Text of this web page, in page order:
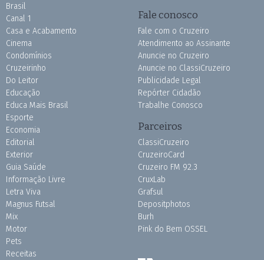
Brasil
Canal 1
Casa e Acabamento
Cinema
Condomínios
Cruzeirinho
Do Leitor
Educação
Educa Mais Brasil
Esporte
Economia
Editorial
Exterior
Guia Saúde
Informação Livre
Letra Viva
Magnus Futsal
Mix
Motor
Pets
Receitas
Fale conosco
Fale com o Cruzeiro
Atendimento ao Assinante
Anuncie no Cruzeiro
Anuncie no ClassiCruzeiro
Publicidade Legal
Repórter Cidadão
Trabalhe Conosco
Parceiros
ClassiCruzeiro
CruzeiroCard
Cruzeiro FM 92.3
CruxLab
Grafsul
Depositphotos
Burh
Pink do Bem OSSEL